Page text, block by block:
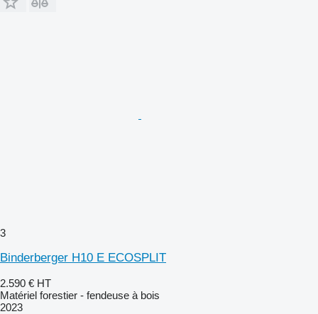
3
Binderberger H10 E ECOSPLIT
2.590 € HT
Matériel forestier - fendeuse à bois
2023